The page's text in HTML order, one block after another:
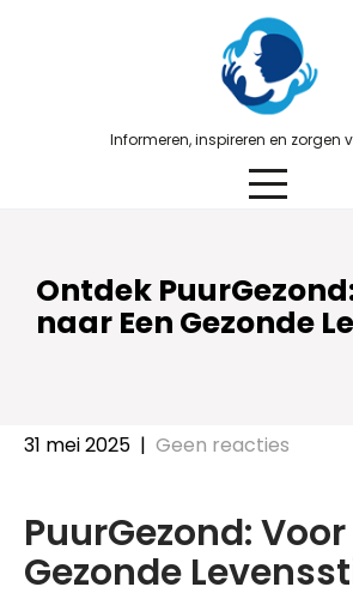
Informeren, inspireren en zorgen
Ontdek
naar Een Gezonde
31 mei 2025 | Geen reacties
PuurGezond:
Gezonde